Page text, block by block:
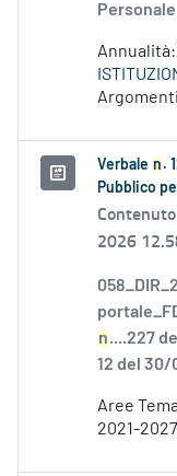
Annualità:
Verbale n .
Pubblico
2026
n....227
12 del 30/
Aree
2021-